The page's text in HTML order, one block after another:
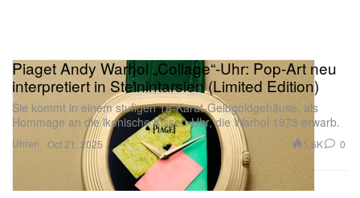
Uhren
Piaget Andy Warhol „Collage“-Uhr: Pop-Art neu
interpretiert in Steinintarsien (Limited Edition)
Sie kommt in einem stufigen 18-Karat-Gelbgoldgehäuse, als
Hommage an die ikonische Kissen-Uhr, die Warhol 1973 erwarb.
Oct 21, 2025 1.6K 0